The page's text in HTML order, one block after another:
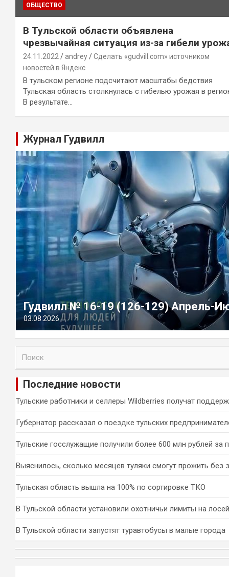
ОБЩЕСТВО
В Тульской области объявлена
чрезвычайная ситуация из-за гибели
24.11.2022 andrey
Сделать «gudvill.com» источником
новостей в Яндекс
В тульском регионе подсчитают масштабы бедствия
Тульская область столкнулась с гибелью урожая в
В результате…
Журнал Гудвилл
Гудвилл № 16-19 (126-129) Апрель-
03.08.2026
и
Последние новости
Тульские работники и селлеры Wildberries получат
Губернатор рассказал о поездке тульских
Тульские госслужащие получили более 600 млн рублей за
Выяснилось, сколько месяцев туляки смогут прожить без
Тульская область вышла на 100% по сортировке ТКО
В Тульской области установили охотничьи лимиты на
В Тульской области запустят туравтобусы в малые города